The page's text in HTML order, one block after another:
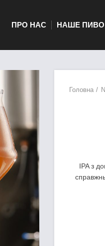
ПРО НАС НАШЕ ПИВО
Головна
IPA з